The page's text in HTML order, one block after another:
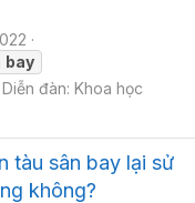
bay
Diễn đàn: Khoa học
tàu sân bay lại sử
không?